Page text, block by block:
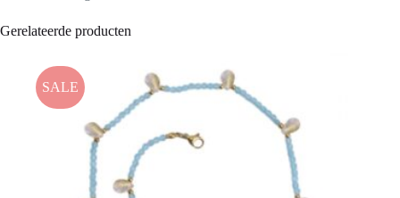
Gerelateerde producten
SALE